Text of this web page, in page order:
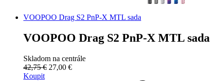
VOOPOO Drag S2 PnP-X MTL sada
VOOPOO Drag S2 PnP-X MTL sada
Skladom na centrále
42,75 € 27,00 €
Koupit